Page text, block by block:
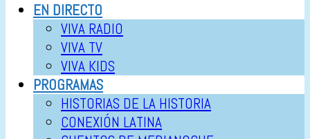
EN DIRECTO
VIVA RADIO
VIVA TV
VIVA KIDS
PROGRAMAS
HISTORIAS DE LA HISTORIA
CONEXIÓN LATINA